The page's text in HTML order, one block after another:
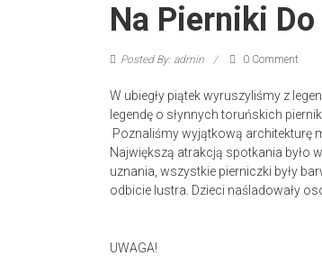
się
Powiecie
Na Pierniki
Posted By: admin 0 Comment
W ubiegły piątek wyruszyliśmy z
legendę o słynnych toruńskich
Poznaliśmy wyjątkową architekturę
Największą atrakcją spotkania było
uznania, wszystkie pierniczki były
odbicie lustra. Dzieci naśladowały
UWAGA!